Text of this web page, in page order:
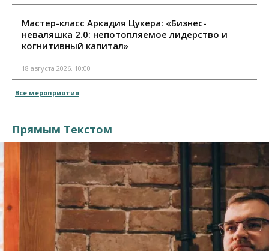
Мастер-класс Аркадия Цукера: «Бизнес-
неваляшка 2.0: непотопляемое лидерство и
когнитивный капитал»
18 августа 2026, 10:00
Все мероприятия
Прямым Текстом